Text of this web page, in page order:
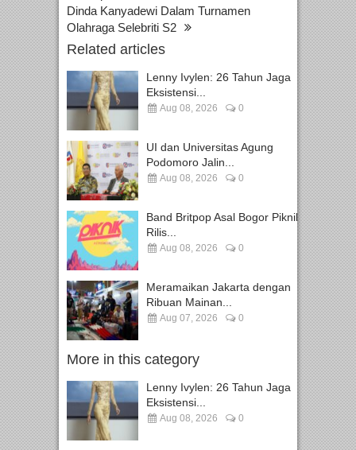
Dinda Kanyadewi Dalam Turnamen
Olahraga Selebriti S2
Related articles
Lenny Ivylen: 26 Tahun Jaga
Eksistensi...
Aug 08, 2026 0
UI dan Universitas Agung
Podomoro Jalin...
Aug 08, 2026 0
Band Britpop Asal Bogor Piknik
Rilis...
Aug 08, 2026 0
Meramaikan Jakarta dengan
Ribuan Mainan...
Aug 07, 2026 0
More in this category
Lenny Ivylen: 26 Tahun Jaga
Eksistensi...
Aug 08, 2026 0